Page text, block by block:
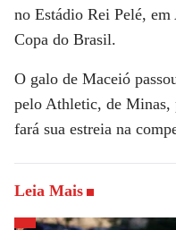
no Estádio Rei Pelé,
Copa do Brasil.
O galo de Maceió
pelo Athletic, de Minas,
fará sua estreia na
Leia Mais